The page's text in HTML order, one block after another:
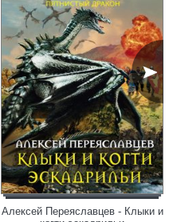
Алексей Переяславцев - Клыки и